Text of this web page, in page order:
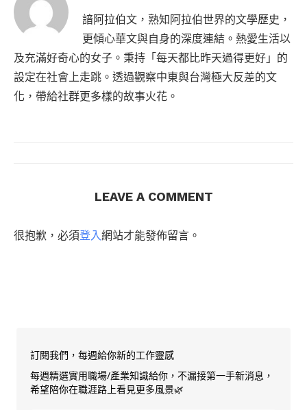
諳阿拉伯文，熟知阿拉伯世界的文學歷史，
更傾心華文與自身的深度連結。熱愛生活以
及充滿好奇心的女子。秉持「每天都比昨天過得更好」的
設定在社會上走跳。透過觀察中東與台灣極大反差的文
化，帶給社群更多樣的故事火花。
LEAVE A COMMENT
很抱歉，必須登入網站才能發佈留言。
訂閱我們，每週給你新的工作靈感
每週精選實用職場/產業知識給你，不漏接第一手新消息，
希望陪你在職涯路上看見更多風景🌿